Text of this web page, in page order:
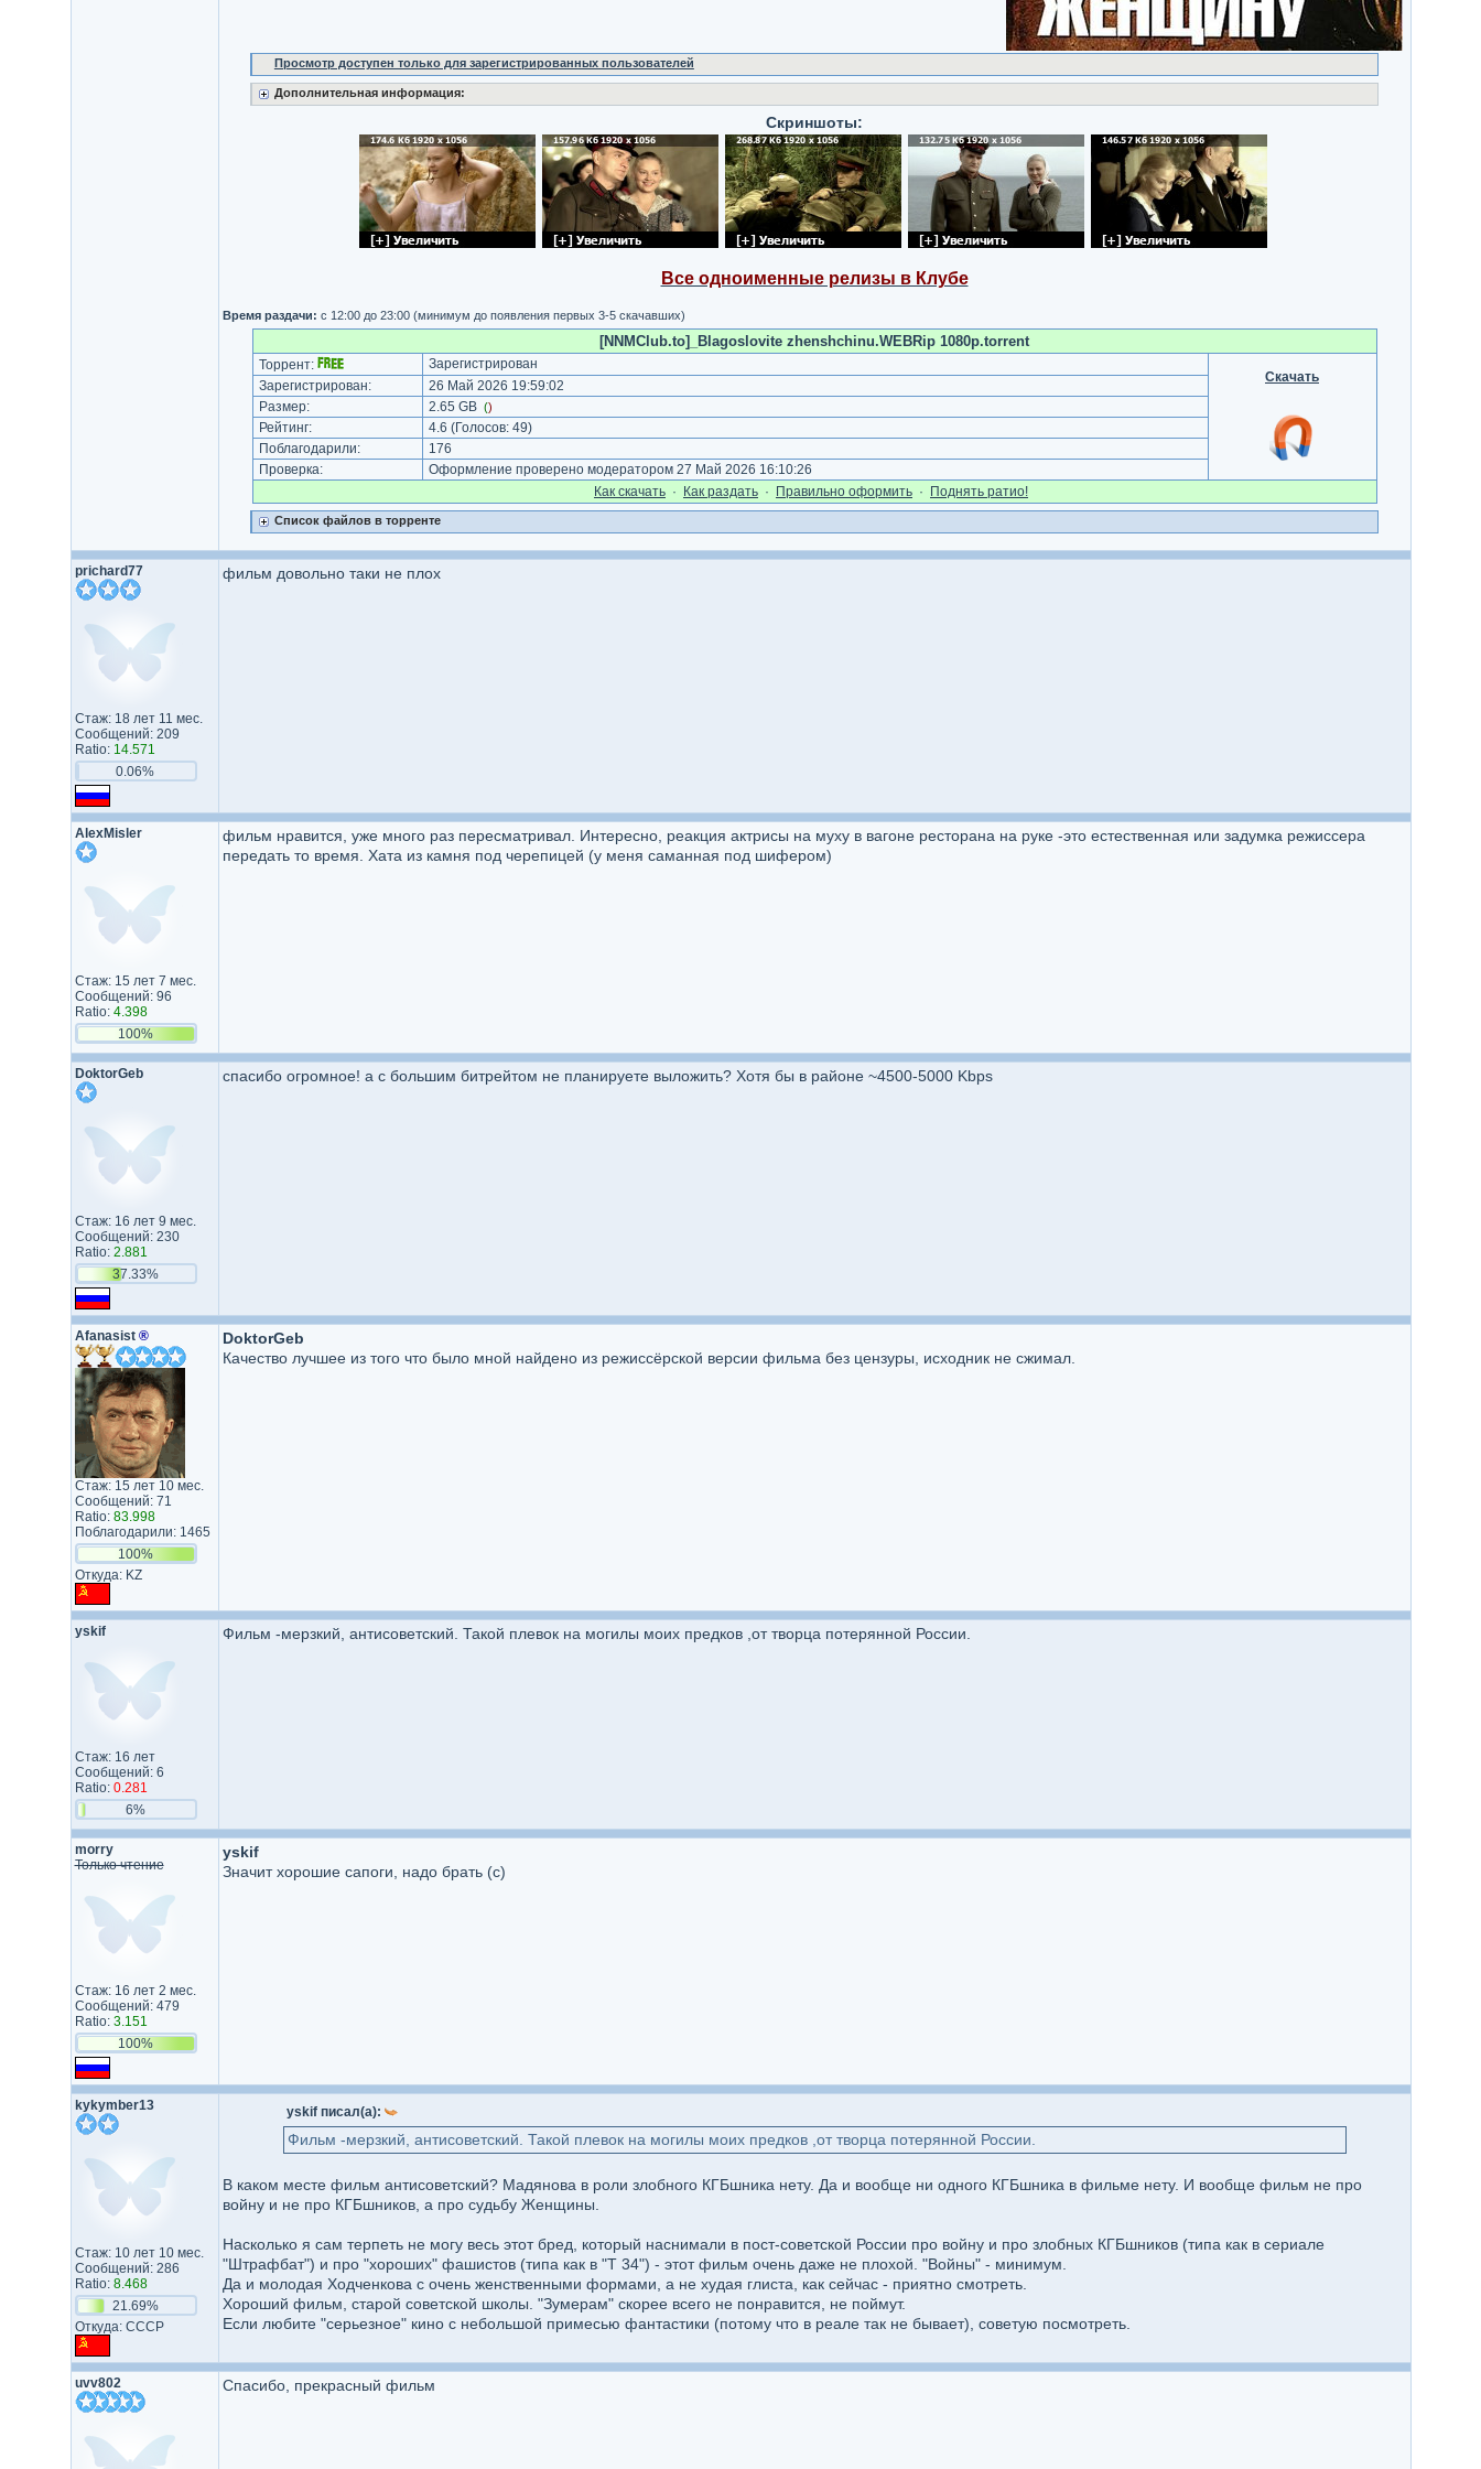
Просмотр доступен только для зарегистрированных пользователей
Дополнительная информация:
Скриншоты:
Все одноименные релизы в Клубе
Время раздачи: с 12:00 до 23:00 (минимум до появления первых 3-5 скачавших)
[NNMClub.to]_Blagoslovite zhenshchinu.WEBRip 1080p.torrent
Торрент:
Зарегистрирован
Скачать
Зарегистрирован:
26 Май 2026 19:59:02
Размер:
2.65 GB ()
Рейтинг: 4.6 (Голосов: 49)
Поблагодарили:
176
Проверка:
Оформление проверено модератором 27 Май 2026 16:10:26
Как cкачать · Как раздать · Правильно оформить · Поднять ратио!
Список файлов в торренте
prichard77
Стаж: 18 лет 11 мес.
Сообщений: 209
Ratio: 14.571
0.06%
фильм довольно таки не плох
AlexMisler
Стаж: 15 лет 7 мес.
Сообщений: 96
Ratio: 4.398
100%
фильм нравится, уже много раз пересматривал. Интересно, реакция актрисы на муху в вагоне ресторана на руке -это естественная или задумка режиссера
передать то время. Хата из камня под черепицей (у меня саманная под шифером)
DoktorGeb
Стаж: 16 лет 9 мес.
Сообщений: 230
Ratio: 2.881
37.33%
спасибо огромное! а с большим битрейтом не планируете выложить? Хотя бы в районе ~4500-5000 Kbps
Afanasist ®
Стаж: 15 лет 10 мес.
Сообщений: 71
Ratio: 83.998
Поблагодарили: 1465
100%
Откуда: KZ
DoktorGeb
Качество лучшее из того что было мной найдено из режиссёрской версии фильма без цензуры, исходник не сжимал.
yskif
Стаж: 16 лет
Сообщений: 6
Ratio: 0.281
6%
Фильм -мерзкий, антисоветский. Такой плевок на могилы моих предков ,от творца потерянной России.
morry
Только чтение
Стаж: 16 лет 2 мес.
Сообщений: 479
Ratio: 3.151
100%
yskif
Значит хорошие сапоги, надо брать (с)
kykymber13
Стаж: 10 лет 10 мес.
Сообщений: 286
Ratio: 8.468
21.69%
Откуда: СССР
yskif писал(а):
Фильм -мерзкий, антисоветский. Такой плевок на могилы моих предков ,от творца потерянной России.
В каком месте фильм антисоветский? Мадянова в роли злобного КГБшника нету. Да и вообще ни одного КГБшника в фильме нету. И вообще фильм не про
войну и не про КГБшников, а про судьбу Женщины.
Насколько я сам терпеть не могу весь этот бред, который наснимали в пост-советской России про войну и про злобных КГБшников (типа как в сериале
"Штрафбат") и про "хороших" фашистов (типа как в "Т 34") - этот фильм очень даже не плохой. "Войны" - минимум.
Да и молодая Ходченкова с очень женственными формами, а не худая глиста, как сейчас - приятно смотреть.
Хороший фильм, старой советской школы. "Зумерам" скорее всего не понравится, не поймут.
Если любите "серьезное" кино с небольшой примесью фантастики (потому что в реале так не бывает), советую посмотреть.
uvv802 Спасибо, прекрасный фильм